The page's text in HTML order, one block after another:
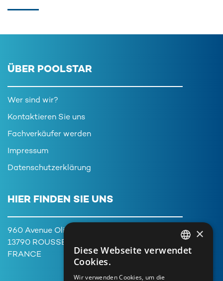
ÜBER POOLSTAR
Wer sind wir?
Kontaktieren Sie uns
Fachverkäufer werden
Impressum
Datenschutzerklärung
HIER FINDEN SIE UNS
960 Avenue Olivier Perroy,
13790 ROUSSET
FRANCE
FRENCH
×
Diese Webseite verwendet
Cookies.
Wir verwenden Cookies, um die